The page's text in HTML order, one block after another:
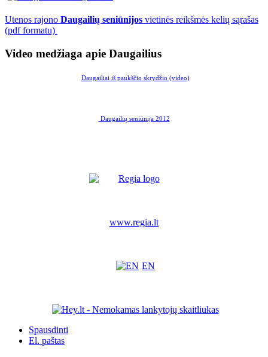
Utenos rajono Daugailių seniūnijos vietinės reikšmės kelių sąrašas
(pdf formatu)
Video medžiaga apie Daugailius
Daugailiai iš paukščio skrydžio (video)
Daugailių seniūnija 2012
www.regia.lt
EN
Spausdinti
El. paštas